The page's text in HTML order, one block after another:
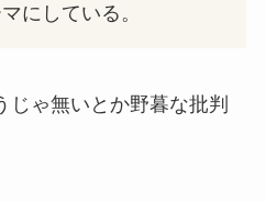
にしている。
じゃ無いとか野暮な批判